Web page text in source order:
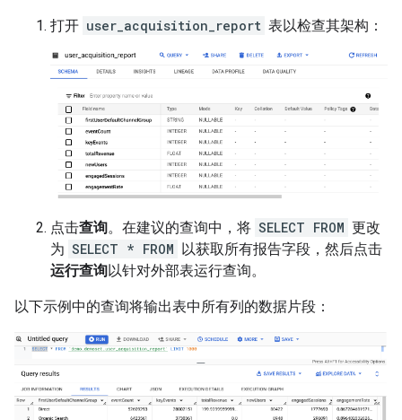
打开 user_acquisition_report 表以检查其架构：
点击查询。在建议的查询中，将 SELECT FROM 更改
为 SELECT * FROM 以获取所有报告字段，然后点击
运行查询以针对外部表运行查询。
以下示例中的查询将输出表中所有列的数据片段：